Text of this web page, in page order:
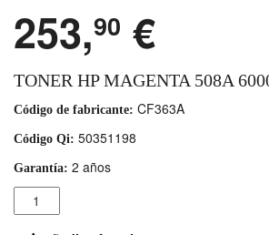
253,90 €
TONER HP MAGENTA 508A
Código de fabricante: CF363A
Código Qi: 50351198
Garantía: 2 años
Cantidad